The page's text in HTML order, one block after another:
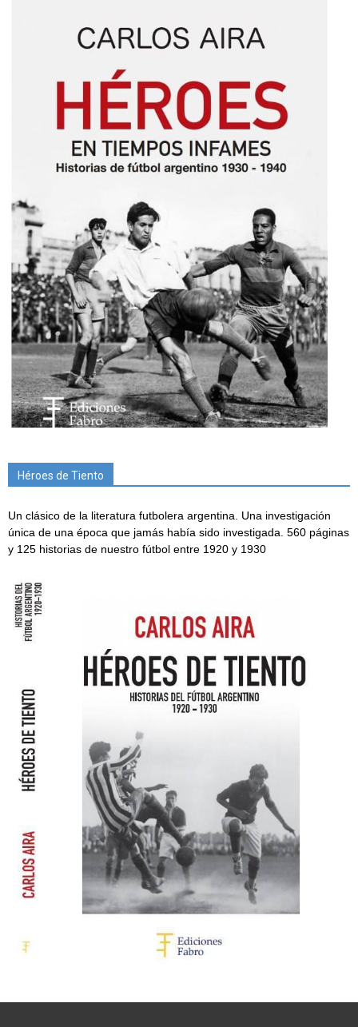
Héroes de Tiento
Un clásico de la literatura futbolera argentina. Una investigación
única de una época que jamás había sido investigada. 560 páginas
y 125 historias de nuestro fútbol entre 1920 y 1930